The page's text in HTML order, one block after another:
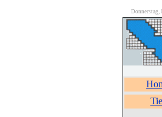
Donnerstag,